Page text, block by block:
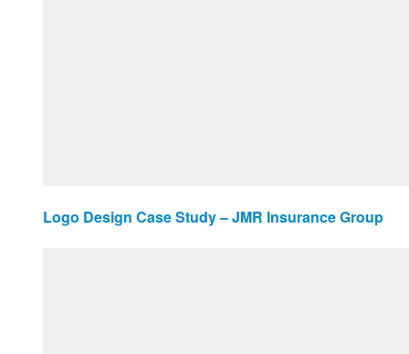
Logo Design Case Study – JMR Insurance Group